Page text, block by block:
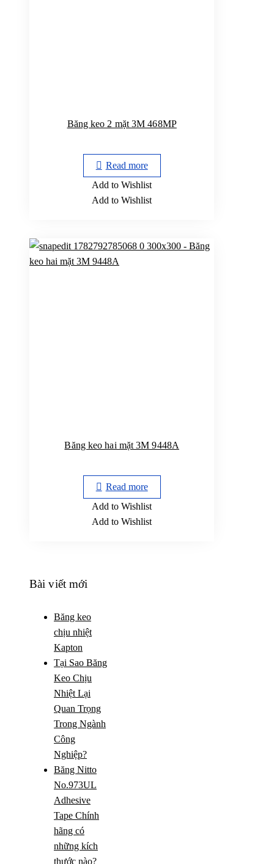
Băng keo 2 mặt 3M 468MP
Read more
Add to Wishlist
Add to Wishlist
Băng keo hai mặt 3M 9448A
Read more
Add to Wishlist
Add to Wishlist
Bài viết mới
Băng keo
chịu nhiệt
Kapton
Tại Sao Băng
Keo Chịu
Nhiệt Lại
Quan Trọng
Trong Ngành
Công
Nghiệp?
Băng Nitto
No.973UL
Adhesive
Tape Chính
hãng có
những kích
thước nào?